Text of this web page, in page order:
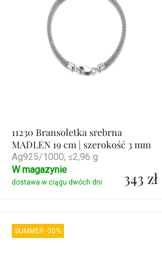
11230 Bransoletka srebrna
MADLEN 19 cm | szerokość 3 mm
Ag925/1000; ≤2,96 g
343 zł
W magazynie
SUMMER -30%